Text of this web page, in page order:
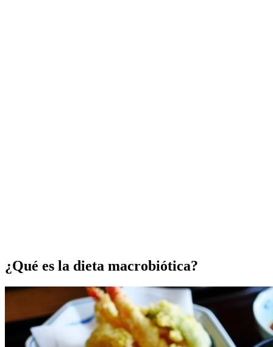
¿Qué es la dieta macrobiótica?